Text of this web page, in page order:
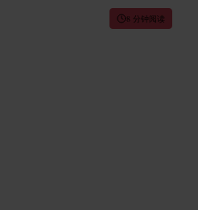
8 分钟阅读